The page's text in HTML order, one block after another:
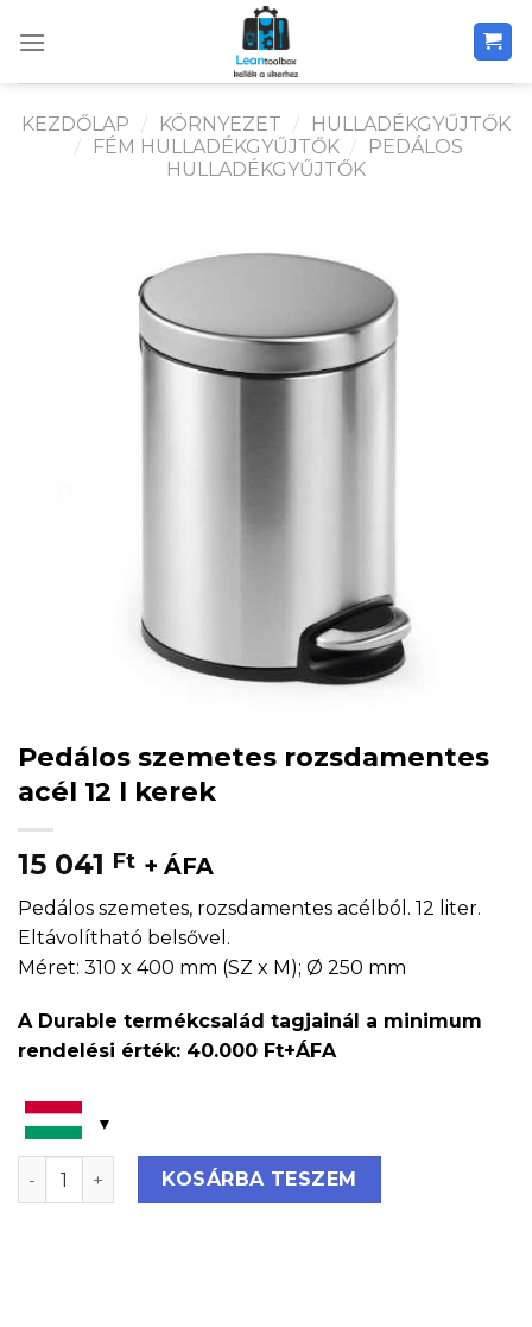
KEZDŐLAP / KÖRNYEZET /
HULLADÉKGYŰJTŐK
/
FÉM HULLADÉKGYŰJTŐK /
PEDÁLOS
HULLADÉKGYŰJTŐK
Pedálos szemetes rozsdamentes
acél 12 l kerek
15 041 Ft + ÁFA
Pedálos szemetes, rozsdamentes acélból. 12 liter.
Eltávolítható belsővel.
Méret: 310 x 400 mm (SZ x M); Ø 250 mm
A Durable termékcsalád tagjainál a minimum
rendelési érték: 40.000 Ft+ÁFA
Pedálos szemetes rozsdamentes acél 12 l kerek
KOSÁRBA TESZEM